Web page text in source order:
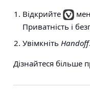
Відкрийте
Приватність і
Увімкніть Handoff.
Дізнайтеся більше